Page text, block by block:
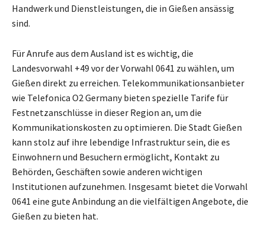
Handwerk und Dienstleistungen, die in Gießen ansässig
sind.
Für Anrufe aus dem Ausland ist es wichtig, die
Landesvorwahl +49 vor der Vorwahl 0641 zu wählen, um
Gießen direkt zu erreichen. Telekommunikationsanbieter
wie Telefonica O2 Germany bieten spezielle Tarife für
Festnetzanschlüsse in dieser Region an, um die
Kommunikationskosten zu optimieren. Die Stadt Gießen
kann stolz auf ihre lebendige Infrastruktur sein, die es
Einwohnern und Besuchern ermöglicht, Kontakt zu
Behörden, Geschäften sowie anderen wichtigen
Institutionen aufzunehmen. Insgesamt bietet die Vorwahl
0641 eine gute Anbindung an die vielfältigen Angebote, die
Gießen zu bieten hat.